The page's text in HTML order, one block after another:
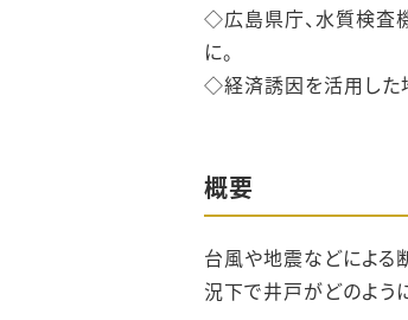
◇広島県庁、水質検査
に。
◇経済誘因を活用した
概要
台風や地震などによる
況下で井戸がどのよう